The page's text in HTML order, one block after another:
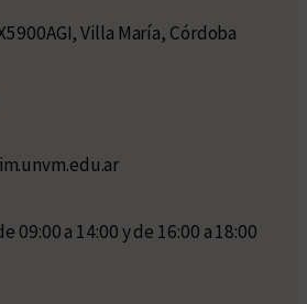
Villa María, Córdoba
09:00 a 14:00 y de 16:00 a 18:00